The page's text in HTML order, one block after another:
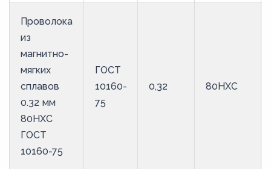
Проволока
из
магнитно-
мягких
сплавов
0.32 мм
80НХС
ГОСТ
10160-75
ГОСТ
10160-
75
0,32 80НХС